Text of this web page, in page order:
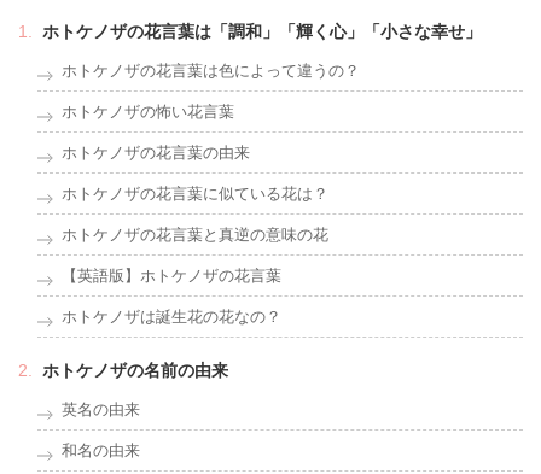
ホトケノザの花言葉は「調和」「輝く心」「小さな幸せ」
ホトケノザの花言葉は色によって違うの？
ホトケノザの怖い花言葉
ホトケノザの花言葉の由来
ホトケノザの花言葉に似ている花は？
ホトケノザの花言葉と真逆の意味の花
【英語版】ホトケノザの花言葉
ホトケノザは誕生花の花なの？
ホトケノザの名前の由来
英名の由来
和名の由来